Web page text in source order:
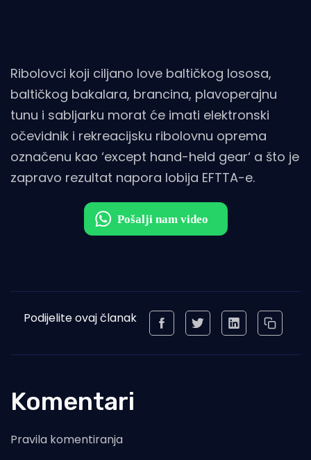
Ribolovci koji ciljano love baltičkog lososa,
baltičkog bakalara, brancina, plavoperajnu
tunu i sabljarku morat će imati elektronski
očevidnik i rekreacijsku ribolovnu oprema
označenu kao ‘except hand-held gear‘ a što je
zapravo rezultat napora lobija EFTTA-e.
Podijelite ovaj članak
Komentari
Pravila komentiranja